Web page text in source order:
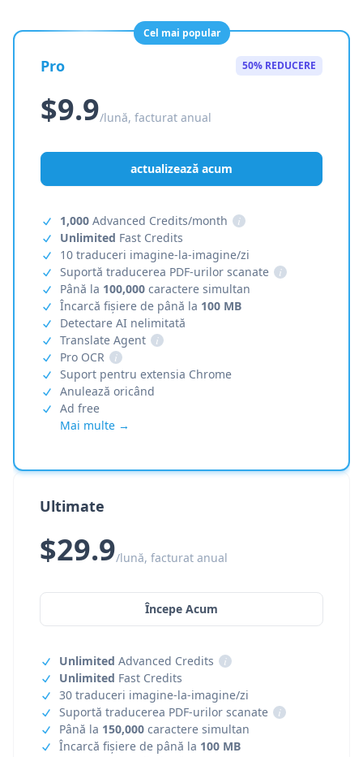
Cel mai popular
Pro 50% REDUCERE
$9.9/lună, facturat anual
actualizează acum
1,000 Advanced Credits/month
i
Unlimited Fast Credits
10 traduceri imagine-la-imagine/zi
Suportă traducerea PDF-urilor scanate
i
Până la 100,000 caractere simultan
Încarcă fișiere de până la 100 MB
Detectare AI nelimitată
Translate Agent
i
Pro OCR
i
Suport pentru extensia Chrome
Anulează oricând
Ad free
Mai multe →
Ultimate
$29.9/lună, facturat anual
Începe Acum
Unlimited Advanced Credits
i
Unlimited Fast Credits
30 traduceri imagine-la-imagine/zi
Suportă traducerea PDF-urilor scanate
i
Până la 150,000 caractere simultan
Încarcă fișiere de până la 100 MB